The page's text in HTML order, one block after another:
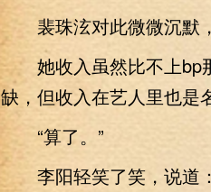
裴珠泫对此微微沉默，
她收入虽然比不上bp那
缺，但收入在艺人里也是
“算了。”
李阳轻笑了笑，说道：